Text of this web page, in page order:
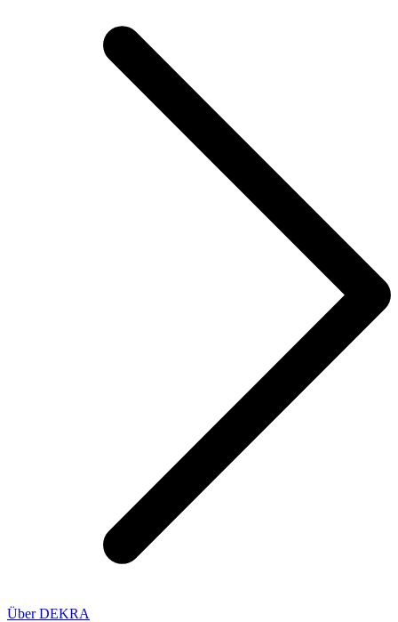
Über DEKRA